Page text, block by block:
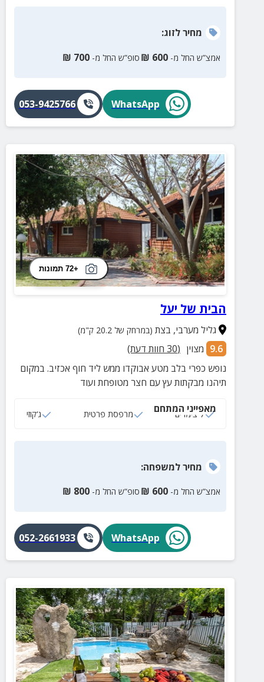
מחירלזוג:
אמצ”ש החל מ- 600
₪ סופ”ש החל מ- 700
₪
WhatsApp
053-9425766
+72 תמונות
הבית של יעל
גליל מערבי, בצת (במרחק של 20.2 ק"מ)
9.6 מצוין (
30 חוות דעת)
נופש כפרי בלב מטע אבוקדו ממש ליד חוף אכזיב. במקום
תיהנו מבקתות עץ עם חצר מטופחת ועוד
מאפייני המתחם
7 צימרים מרפסת פרטית ג‘קוזי
מחירלמשפחה:
אמצ”ש החל מ- 600
₪ סופ”ש החל מ- 800
₪
WhatsApp
052-2661933